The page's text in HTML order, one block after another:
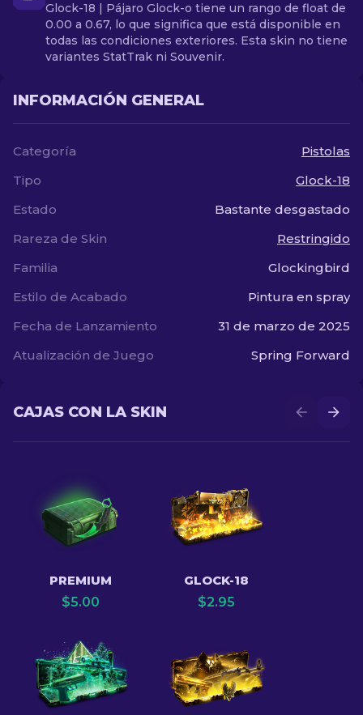
Glock-18 | Pájaro Glock-o tiene un rango de float de
0.00 a 0.67, lo que significa que está disponible en
todas las condiciones exteriores. Esta skin no tiene
variantes StatTrak ni Souvenir.
INFORMACIÓN GENERAL
Categoría
Pistolas
Tipo
Glock-18
Estado
Bastante desgastado
Rareza de Skin
Restringido
Familia
Glockingbird
Estilo de Acabado
Pintura en spray
Fecha de Lanzamiento
31 de marzo de 2025
Atualización de Juego
Spring Forward
CAJAS CON LA SKIN
PREMIUM
$5.00
GLOCK-18
$2.95